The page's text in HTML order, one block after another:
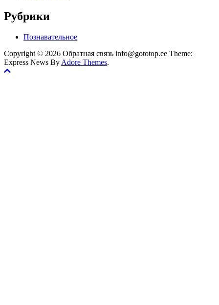
Рубрики
Познавательное
Copyright © 2026 Обратная связь info@gototop.ee Theme:
Express News By Adore Themes.